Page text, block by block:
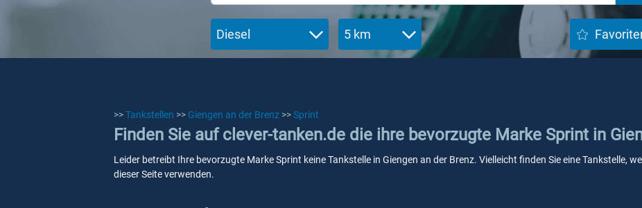
Diesel 5 km
>>Tankstellen >> Giengen an der Brenz >>Sprint
Finden Sie auf clever-tanken.de die ihre bevorzugte Marke Sprint in
Leider betreibt Ihre bevorzugte Marke Sprint keine Tankstelle in Giengen an der Brenz. Vielleicht finden Sie eine Tankstelle,
dieser Seite verwenden.